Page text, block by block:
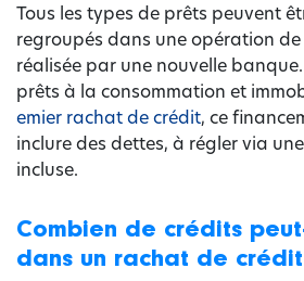
Tous les types de prêts peuvent
regroupés dans une opération
réalisée par une nouvelle
prêts à la consommation et
emier rachat de crédit, ce
inclure des dettes, à régler via
incluse.
Combien de crédits
dans un rachat de